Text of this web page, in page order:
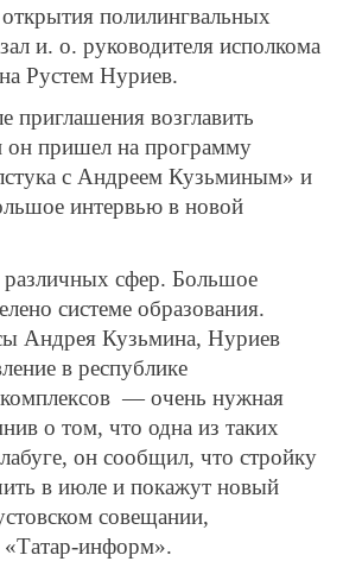
полилингвальных
и. о. руководителя исполкома
Рустем Нуриев.
приглашения возглавить
он пришел на программу
с Андреем Кузьминым» и
интервью в новой
различных сфер. Большое
системе образования.
Андрея Кузьмина, Нуриев
в республике
— очень нужная
о том, что одна из таких
он сообщил, что стройку
в июле и покажут новый
совещании,
информ».